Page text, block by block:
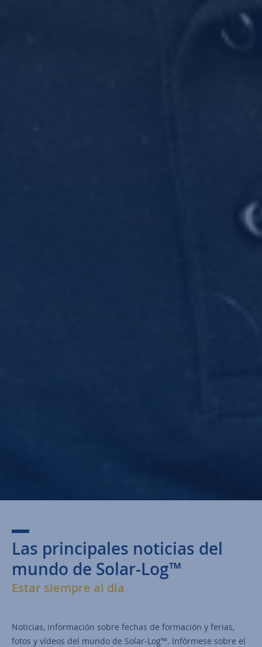
Las principales noticias del
mundo de Solar-Log™
Estar siempre al día
Noticias, información sobre fechas de formación y ferias,
fotos y vídeos del mundo de Solar-Log™. Infórmese sobre el